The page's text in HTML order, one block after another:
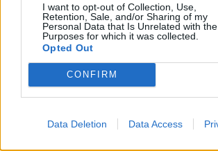
I want to opt-out of Collection, Use,
Retention, Sale, and/or Sharing of my
Personal Data that Is Unrelated with the
Purposes for which it was collected.
Opted Out
CONFIRM
Data Deletion Data Access
Χρηματοδότηση 8 εκατ. ευρώ
σε 843 μέσα ενημέρωσης-
Ξεκίνησε το πενταετές
πρόγραμμα ενίσχυσης του
Τύπου
ευρώ σε 451
ξεκίνησε
στήριξης-
IAB Hellas: Νέα Διοικούσα Επιτροπή και νέο
Πρόεδρος ο Γαληνός Γιαγλής